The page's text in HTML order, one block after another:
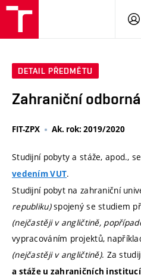
DETAIL PŘEDMĚTU
Zahraniční
FIT-ZPX Ak. rok: 2019/2020
Studijní pobyty a stáže, apod.,
vedením VUT.
Studijní pobyt na zahraniční
republiku)spojený se studiem
(nejčastěji v angličtině,
vypracováním projektů,
(nejčastěji v angličtině). Za
a stáže u zahraničních